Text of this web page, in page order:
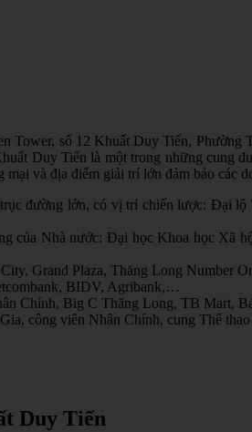
Tower, số 12 Khuất Duy Tiến,
Duy Tiến là một trong những cung
và địa điểm giải trí lớn đảm bảo các
đường lớn, có vị trí chiến lược: Đại
của Nhà nước: Đại học Khoa học
Grand Plaza, Thăng Long Number
BIDV, Agribank,…
Chính, Big C Thăng Long, TB Mart,
công viên Nhân Chính, cung Thể
Duy Tiến